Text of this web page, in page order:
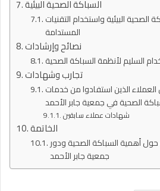
السباكة الصحية البيئية
الصحية البيئية واستخدام التقنيات
المستدامة
نصائح وإرشادات
السليم لأنظمة السباكة الصحية
تجارب وشهادات
الذين استفادوا من خدمات
الصحية في جمعية جابر الأحمد
شهادات عملاء سابقين
الخاتمة
أهمية السباكة الصحية ودور
جمعية جابر الأحمد